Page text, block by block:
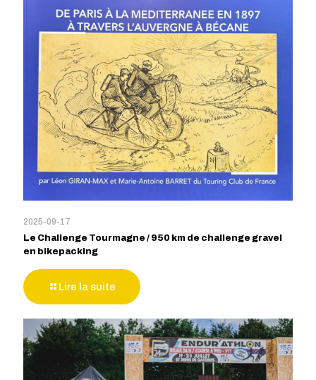
2025-09-17
Le Challenge Tourmagne / 950 km de challenge gravel
en bikepacking
Lire la suite